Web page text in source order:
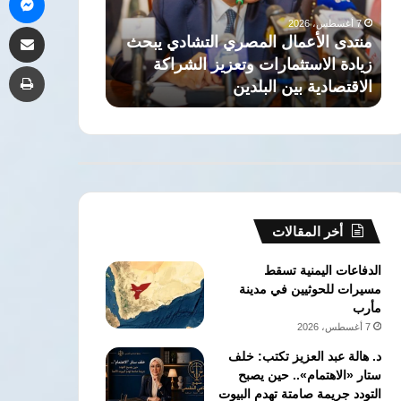
زيادة
الاستثمارات
وتعزيز
الشراكة
الاقتصادية
بين
7 أغسطس، 2026
منتدى الأعمال المصري التشادي يبحث
زيادة الاستثمارات وتعزيز الشراكة
الاقتصادية بين البلدين
المبكر
السرطان
المزمنة
للكشف
المزمنة
أخر المقالات
الدفاعات اليمنية تسقط
مسيرات للحوثيين في مدينة
مأرب
7 أغسطس، 2026
د. هالة عبد العزيز تكتب: خلف
ستار «الاهتمام».. حين يصبح
التودد جريمة صامتة تهدم البيوت